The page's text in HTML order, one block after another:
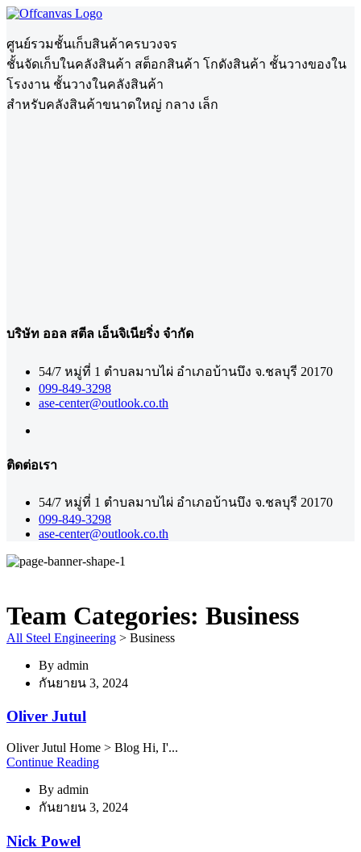
ศูนย์รวมชั้นเก็บสินค้าครบวงจร
ชั้นจัดเก็บในคลังสินค้า สต็อกสินค้า โกดังสินค้า ชั้นวางของใน
โรงงาน ชั้นวางในคลังสินค้า
สำหรับคลังสินค้าขนาดใหญ่ กลาง เล็ก
บริษัท ออล สตีล เอ็นจิเนียริ่ง จำกัด
54/7 หมู่ที่ 1 ตำบลมาบไผ่ อำเภอบ้านบึง จ.ชลบุรี 20170
099-849-3298
ase-center@outlook.co.th
ติดต่อเรา
54/7 หมู่ที่ 1 ตำบลมาบไผ่ อำเภอบ้านบึง จ.ชลบุรี 20170
099-849-3298
ase-center@outlook.co.th
Team Categories: Business
All Steel Engineering > Business
By admin
กันยายน 3, 2024
Oliver Jutul
Oliver Jutul Home > Blog Hi, I'...
Continue Reading
By admin
กันยายน 3, 2024
Nick Powel